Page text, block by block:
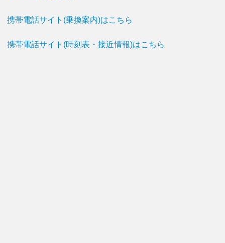
携帯電話サイト(乗換案内)はこちら
携帯電話サイト(時刻表・接近情報)はこちら